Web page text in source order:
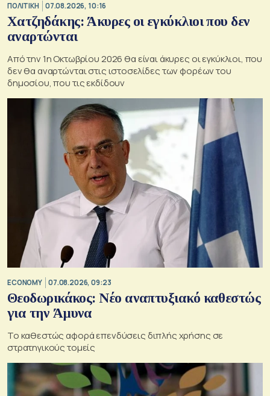
ΠΟΛΙΤΙΚΗ 07.08.2026, 10:16
Χατζηδάκης: Άκυρες οι εγκύκλιοι που δεν
αναρτώνται
Από την 1η Οκτωβρίου 2026 θα είναι άκυρες οι εγκύκλιοι, που
δεν θα αναρτώνται στις ιστοσελίδες των φορέων του
δημοσίου, που τις εκδίδουν
ECONOMY 07.08.2026, 09:23
Θεοδωρικάκος: Νέο αναπτυξιακό καθεστώς
για την Άμυνα
Το καθεστώς αφορά επενδύσεις διπλής χρήσης σε
στρατηγικούς τομείς